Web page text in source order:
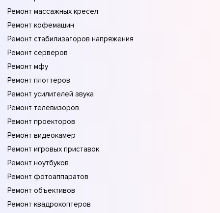
Ремонт массажных кресел
Ремонт кофемашин
Ремонт стабилизаторов напряжения
Ремонт серверов
Ремонт мфу
Ремонт плоттеров
Ремонт усилителей звука
Ремонт телевизоров
Ремонт проекторов
Ремонт видеокамер
Ремонт игровых приставок
Ремонт ноутбуков
Ремонт фотоаппаратов
Ремонт объективов
Ремонт квадрокоптеров